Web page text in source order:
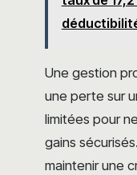
Une gestion
une perte sur
limitées pour
gains
maintenir une